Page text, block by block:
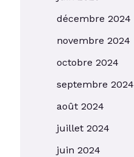
décembre 2024
novembre 2024
octobre 2024
septembre 2024
août 2024
juillet 2024
juin 2024